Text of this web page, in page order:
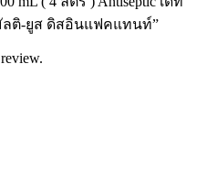
ลติ-ยูส ดิสอินแฟคแทนท์”